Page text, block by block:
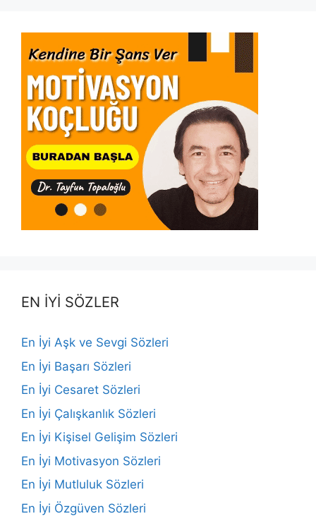
EN İYİ SÖZLER
En İyi Aşk ve Sevgi Sözleri
En İyi Başarı Sözleri
En İyi Cesaret Sözleri
En İyi Çalışkanlık Sözleri
En İyi Kişisel Gelişim Sözleri
En İyi Motivasyon Sözleri
En İyi Mutluluk Sözleri
En İyi Özgüven Sözleri